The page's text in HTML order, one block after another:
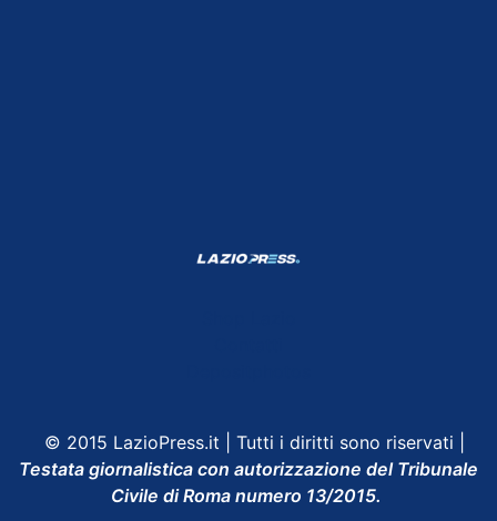
© 2015 LazioPress.it | Tutti i diritti sono riservati |
Testata giornalistica con autorizzazione del Tribunale
Civile di Roma numero 13/2015.